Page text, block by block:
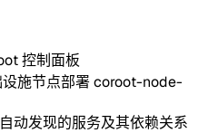
控制面板
施节点部署 coroot-node-
动发现的服务及其依赖关系